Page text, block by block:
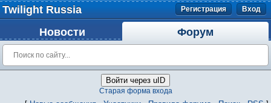
Twilight Russia Регистрация Вход
Новости Форум
Войти через uID
Старая форма входа